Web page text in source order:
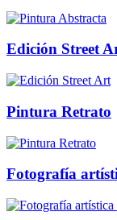
Edición Street
Pintura Retrato
Fotografía